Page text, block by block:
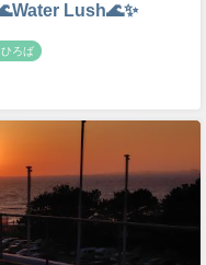
Lush🌊✨
ろば